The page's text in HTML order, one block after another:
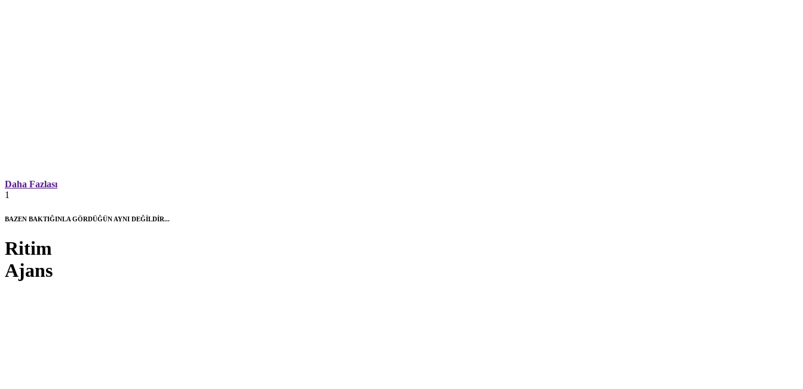
Daha Fazlası
1
BAZEN BAKTIĞINLA GÖRDÜĞÜN AYNI DEĞİLDİR...
Ritim
Ajans